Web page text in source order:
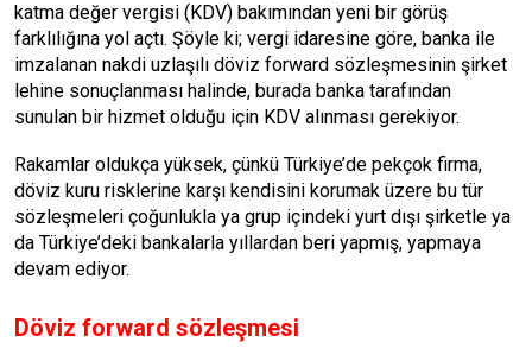
katma değer vergisi (KDV) bakımından yeni bir görüş
farklılığına yol aç­tı. Şöyle ki; vergi idaresine göre, banka ile
im­zalanan nakdi uzlaşılı döviz forward sözleş­mesinin şirket
lehine sonuçlanması halinde, burada banka tarafından
sunulan bir hizmet olduğu için KDV alınması gerekiyor.
Rakamlar oldukça yüksek, çünkü Türki­ye’de pekçok firma,
döviz kuru risklerine karşı kendisini korumak üzere bu tür
sözleş­meleri çoğunlukla ya grup içindeki yurt dışı şirketle ya
da Türkiye’deki bankalarla yıllar­dan beri yapmış, yapmaya
devam ediyor.
Döviz forward sözleşmesi